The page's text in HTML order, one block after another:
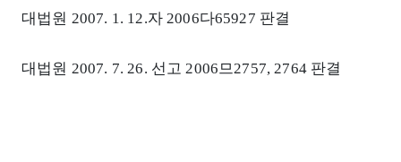
대법원 2007. 1. 12.자 2006다65927 판결
대법원 2007. 7. 26. 선고 2006므2757, 2764 판결